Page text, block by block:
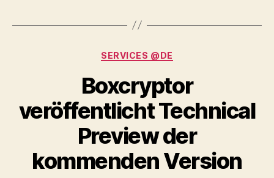
Categories
SERVICES @DE
Boxcryptor
veröffentlicht Technical
Preview der
kommenden Version